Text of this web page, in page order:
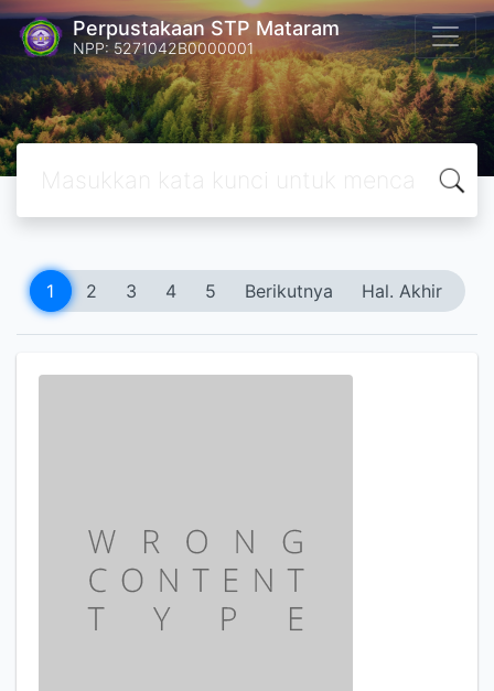
Perpustakaan STP Mataram
NPP: 5271042B0000001
1 2 3 4 5 Berikutnya Hal. Akhir